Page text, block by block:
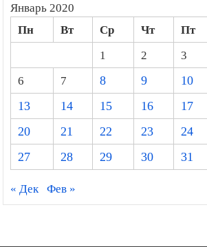
Январь 2020
Пн Вт Ср Чт Пт
1
2 3
6
7 8 9 10
13
14 15 16 17
20
21 22 23 24
27
28 29 30 31
« Дек Фев »